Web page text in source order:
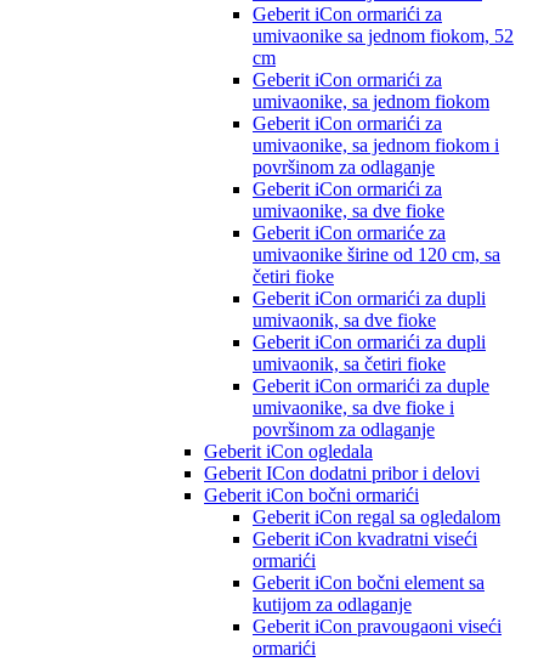
Geberit iCon ormarići za
umivaonike sa jednom fiokom, 52
cm
Geberit iCon ormarići za
umivaonike, sa jednom fiokom
Geberit iCon ormarići za
umivaonike, sa jednom fiokom i
površinom za odlaganje
Geberit iCon ormarići za
umivaonike, sa dve fioke
Geberit iCon ormariće za
umivaonike širine od 120 cm, sa
četiri fioke
Geberit iCon ormarići za dupli
umivaonik, sa dve fioke
Geberit iCon ormarići za dupli
umivaonik, sa četiri fioke
Geberit iCon ormarići za duple
umivaonike, sa dve fioke i
površinom za odlaganje
Geberit iCon ogledala
Geberit ICon dodatni pribor i delovi
Geberit iCon bočni ormarići
Geberit iCon regal sa ogledalom
Geberit iCon kvadratni viseći
ormarići
Geberit iCon bočni element sa
kutijom za odlaganje
Geberit iCon pravougaoni viseći
ormarići